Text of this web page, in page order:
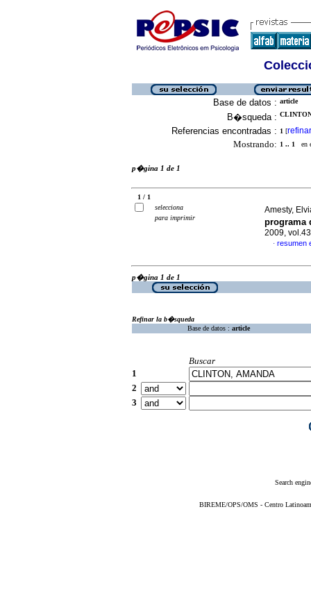
Base de datos : article
B�squeda :
Referencias encontradas : 1 [refinar
Mostrando: 1 .. 1 en
p�gina 1 de 1
1 / 1
selecciona
para imprimir
Amesty,
programa
2009,
· resumen
p�gina 1 de 1
Refinar la b�squeda
Base de datos : article
Buscar
1
2
3
Search
BIREME/OPS/OMS - Centro